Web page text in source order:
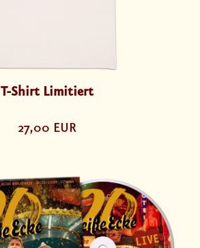
T-Shirt Limitiert
27,00 EUR